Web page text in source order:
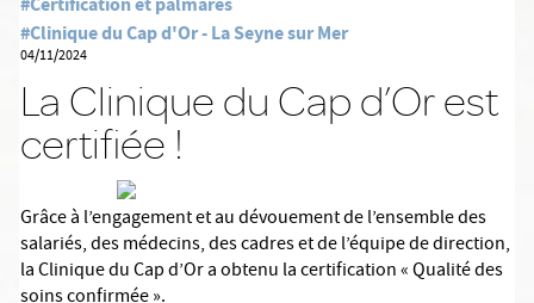
#Clinique du Cap d'Or - La Seyne sur Mer
04/11/2024
La Clinique du Cap d’Or est
certifiée !
Grâce à l’engagement et au dévouement de l’ensemble des
salariés, des médecins, des cadres et de l’équipe de direction,
la Clinique du Cap d’Or a obtenu la certification « Qualité des